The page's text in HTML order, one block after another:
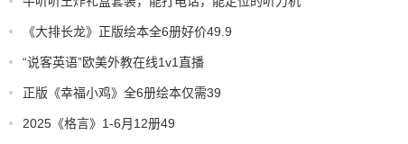
《大排长龙》正版绘本全6册好价49.9
“说客英语”欧美外教在线1v1直播
正版《幸福小鸡》全6册绘本仅需39
2025《格言》1-6月12册49